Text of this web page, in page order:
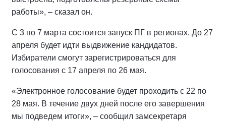
работы», – сказал он.
С 3 по 7 марта состоится запуск ПГ в регионах. До 27
апреля будет идти выдвижение кандидатов.
Избиратели смогут зарегистрироваться для
голосования с 17 апреля по 26 мая.
«Электронное голосование будет проходить с 22 по
28 мая. В течение двух дней после его завершения
мы подведем итоги», – сообщил замсекретаря